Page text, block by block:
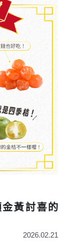
黃討喜的
2026.02.21